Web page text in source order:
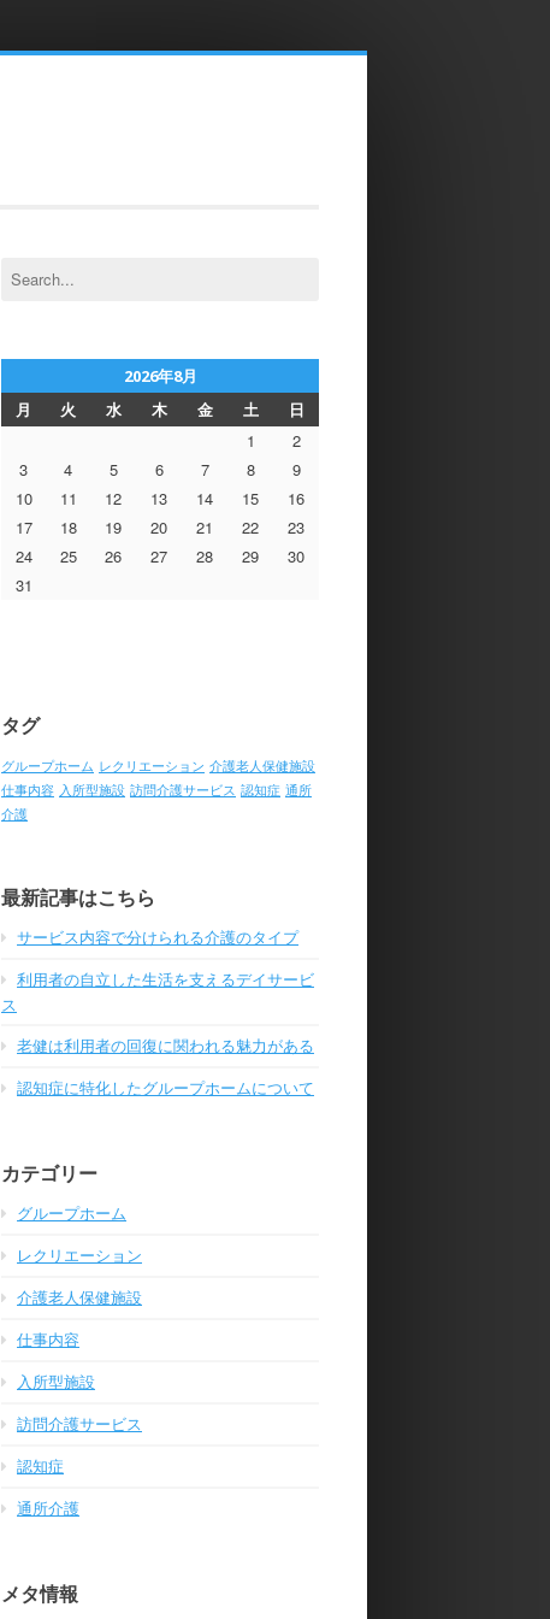
Search
for:
2026年8月
月 火 水 木 金 土
日
1
2
3
4 5 6 7 8
9
10
11 12 13 14 15
16
17
18 19 20 21 22
23
24
25 26 27 28 29
30
31
タグ
グループホーム レクリエーション 介護老人保健施設
仕事内容 入所型施設 訪問介護サービス 認知症 通所
介護
最新記事はこちら
サービス内容で分けられる介護のタイプ
利用者の自立した生活を支えるデイサービ
ス
老健は利用者の回復に関われる魅力がある
認知症に特化したグループホームについて
カテゴリー
グループホーム
レクリエーション
介護老人保健施設
仕事内容
入所型施設
訪問介護サービス
認知症
通所介護
メタ情報